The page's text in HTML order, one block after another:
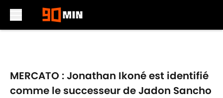
MERCATO : Jonathan Ikoné est identifié
comme le successeur de Jadon Sancho